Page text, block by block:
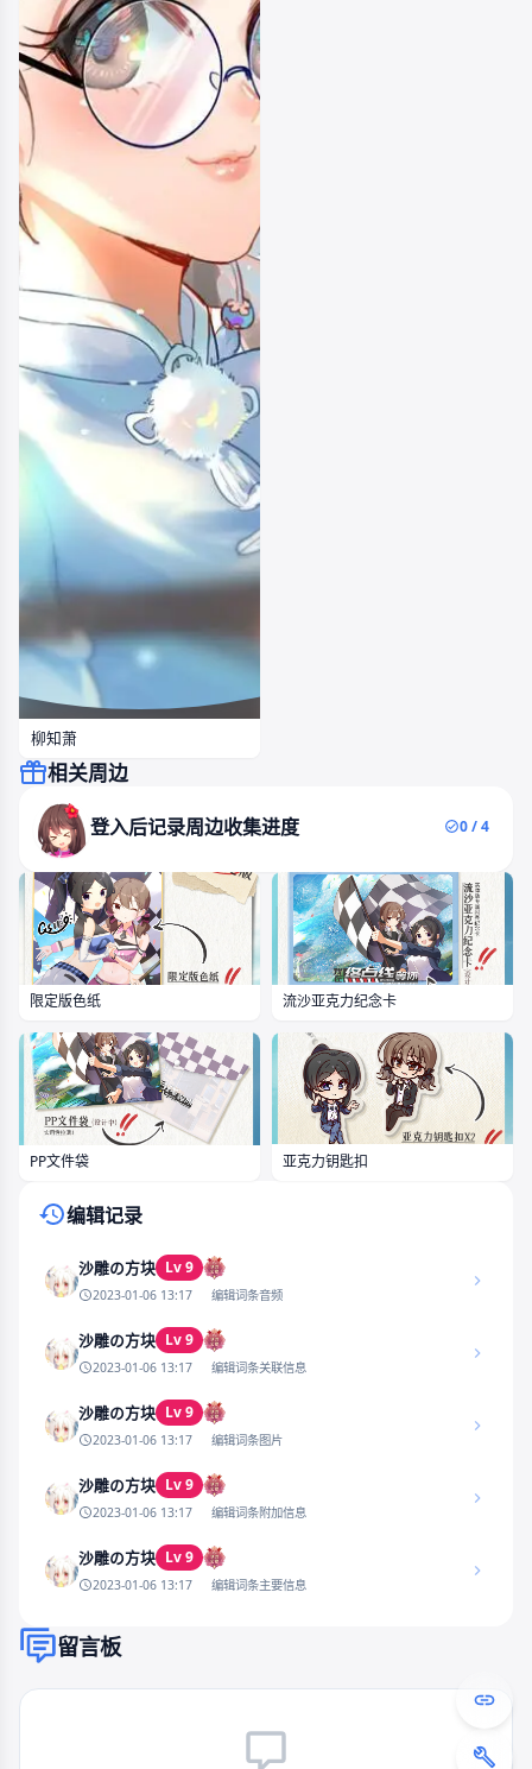
柳知萧
相关周边
登入后记录周边收集进度 0 / 4
限定版色纸 流沙亚克力纪念卡
PP文件袋 亚克力钥匙扣
留言板
编辑记录
沙雕の方块 Lv 9
2023-01-06 13:17 编辑词条音频
沙雕の方块 Lv 9
2023-01-06 13:17 编辑词条关联信息
沙雕の方块 Lv 9
2023-01-06 13:17 编辑词条图片
沙雕の方块 Lv 9
2023-01-06 13:17 编辑词条附加信息
沙雕の方块 Lv 9
2023-01-06 13:17 编辑词条主要信息